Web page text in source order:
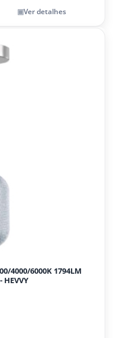
Ver detalhes
4000/6000K 1794LM
HEVVY